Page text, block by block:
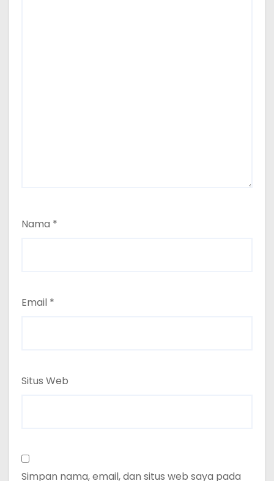
Nama *
Email *
Situs Web
Simpan nama, email, dan situs web saya pada